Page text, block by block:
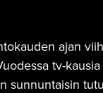
ajan
tv-
sunnuntaisin